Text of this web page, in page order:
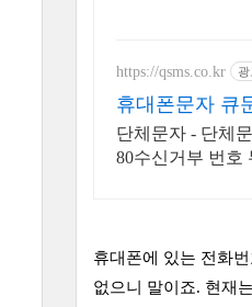
https://qsms.co.kr 광
휴대폰문자 큐
단체문자 - 단체
80수신거부 번호
휴대폰에 있는 전화
없으니 말이죠. 현재